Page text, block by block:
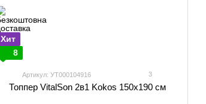
Хит
8
Артикул: УТ000104916 3
Топпер VitalSon 2в1 Kokos 150х190 см